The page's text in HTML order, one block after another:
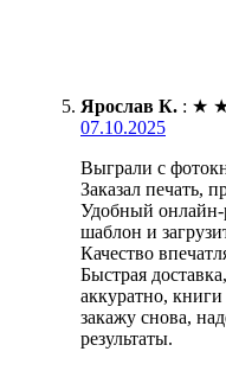
Ярослав К. : ★
07.10.2025
Выграли с
Заказал печать,
Удобный онлайн-
шаблон и
Качество
Быстрая
аккуратно,
закажу снова,
результаты.